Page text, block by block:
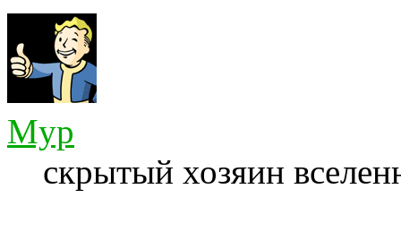
Myp
скрытый хозяин